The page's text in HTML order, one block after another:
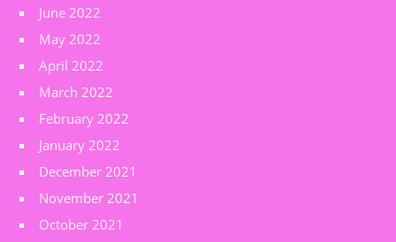
June 2022
May 2022
April 2022
March 2022
February 2022
January 2022
December 2021
November 2021
October 2021